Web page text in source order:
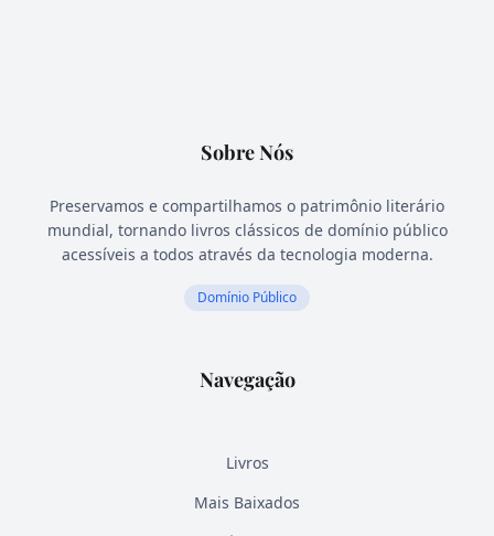
Sobre Nós
Preservamos e compartilhamos o patrimônio literário
mundial, tornando livros clássicos de domínio público
acessíveis a todos através da tecnologia moderna.
Domínio Público
Navegação
Livros
Mais Baixados